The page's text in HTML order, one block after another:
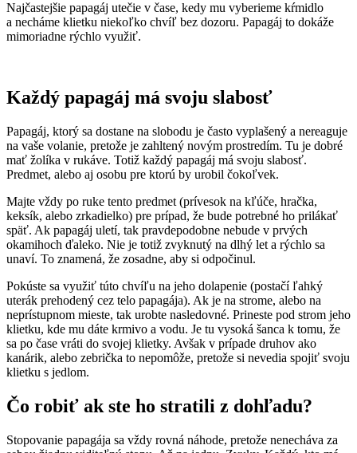
Najčastejšie papagáj utečie v čase, kedy mu vyberieme kŕmidlo
a necháme klietku niekoľko chvíľ bez dozoru. Papagáj to dokáže
mimoriadne rýchlo využiť.
Každý papagáj má svoju slabosť
Papagáj, ktorý sa dostane na slobodu je často vyplašený a nereaguje
na vaše volanie, pretože je zahltený novým prostredím. Tu je dobré
mať žolíka v rukáve. Totiž každý papagáj má svoju slabosť.
Predmet, alebo aj osobu pre ktorú by urobil čokoľvek.
Majte vždy po ruke tento predmet (prívesok na kľúče, hračka,
keksík, alebo zrkadielko) pre prípad, že bude potrebné ho prilákať
späť. Ak papagáj uletí, tak pravdepodobne nebude v prvých
okamihoch ďaleko. Nie je totiž zvyknutý na dlhý let a rýchlo sa
unaví. To znamená, že zosadne, aby si odpočinul.
Pokúste sa využiť túto chvíľu na jeho dolapenie (postačí ľahký
uterák prehodený cez telo papagája). Ak je na strome, alebo na
neprístupnom mieste, tak urobte nasledovné. Prineste pod strom jeho
klietku, kde mu dáte krmivo a vodu. Je tu vysoká šanca k tomu, že
sa po čase vráti do svojej klietky. Avšak v prípade druhov ako
kanárik, alebo zebrička to nepomôže, pretože si nevedia spojiť svoju
klietku s jedlom.
Čo robiť ak ste ho stratili z dohľadu?
Stopovanie papagája sa vždy rovná náhode, pretože nenecháva za